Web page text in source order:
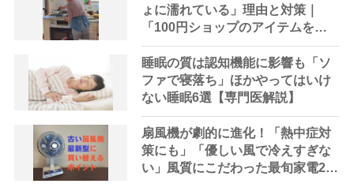
ょに濡れている」理由と対策｜
「100円ショップのアイテムを使
ってみたが残念な結果に」
睡眠の質は認知機能に影響も「ソ
ファで寝落ち」ほかやってはいけ
ない睡眠6選【専門医解説】
扇風機が劇的に進化！「熱中症対
策にも」「優しい風で冷えすぎな
い」風質にこだわった最旬家電2選